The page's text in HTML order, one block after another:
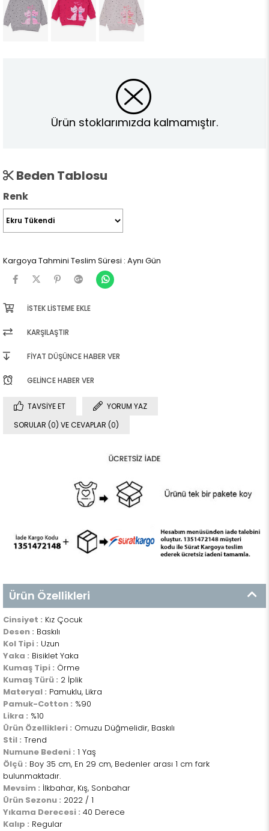
Ürün stoklarımızda kalmamıştır.
Beden Tablosu
Renk
Kargoya Tahmini Teslim Süresi : Aynı Gün
İSTEK LISTEME EKLE
KARŞILAŞTIR
FIYAT DÜŞÜNCE HABER VER
GELINCE HABER VER
TAVSIYE ET
YORUM YAZ
SORULAR (0) VE CEVAPLAR (0)
Ürün Özellikleri
Cinsiyet : Kız Çocuk
Desen : Baskılı
Kol Tipi : Uzun
Yaka : Bisiklet Yaka
Kumaş Tipi : Örme
Kumaş Türü : 2 İplik
Materyal : Pamuklu, Likra
Pamuk-Cotton : %90
Likra : %10
Ürün Özellikleri : Omuzu Düğmelidir, Baskılı
Stil : Trend
Numune Bedeni : 1 Yaş
Ölçü : Boy 35 cm, En 29 cm, Bedenler arası 1 cm fark
bulunmaktadır.
Mevsim : İlkbahar, Kış, Sonbahar
Ürün Sezonu : 2022 / 1
Yıkama Derecesi : 40 Derece
Kalıp : Regular